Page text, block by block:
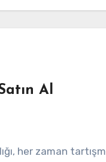
Al